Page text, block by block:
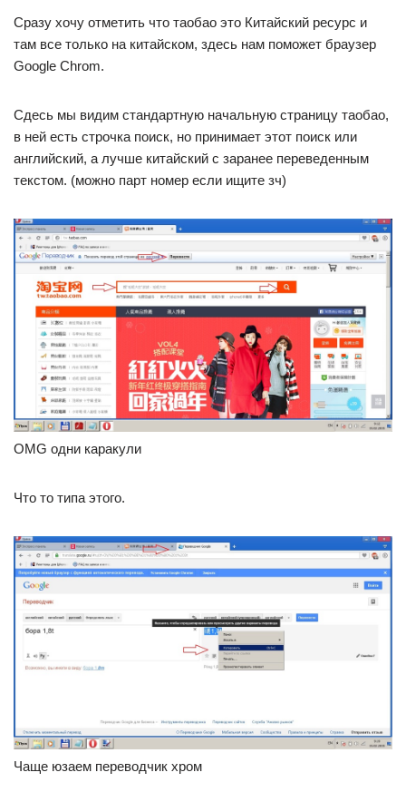
Сразу хочу отметить что таобао это Китайский ресурс и
там все только на китайском, здесь нам поможет браузер
Google Chrom.
Сдесь мы видим стандартную начальную страницу таобао,
в ней есть строчка поиск, но принимает этот поиск или
английский, а лучше китайский с заранее переведенным
текстом. (можно парт номер если ищите зч)
OMG одни каракули
Что то типа этого.
Чаще юзаем переводчик хром